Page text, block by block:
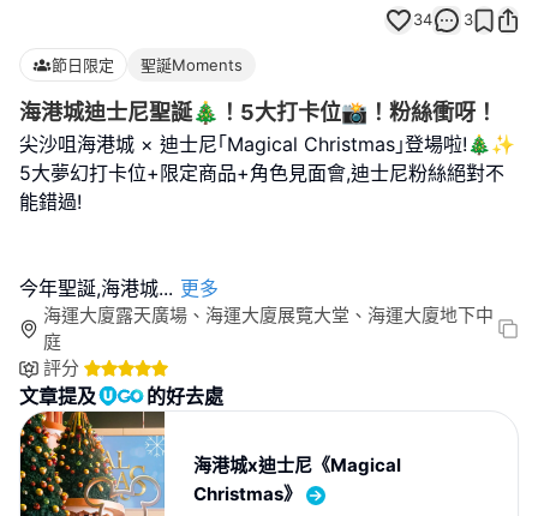
34 3
節日限定 聖誕Moments
海港城迪士尼聖誕🎄！5大打卡位📸！粉絲衝呀！
尖沙咀海港城 × 迪士尼｢Magical Christmas｣登場啦!🎄✨
5大夢幻打卡位+限定商品+角色見面會,迪士尼粉絲絕對不
能錯過!
今年聖誕,海港城... 更多
海運大廈露天廣場、海運大廈展覽大堂、海運大廈地下中
庭
評分
文章提及 的好去處
海港城x迪士尼《Magical
Christmas》